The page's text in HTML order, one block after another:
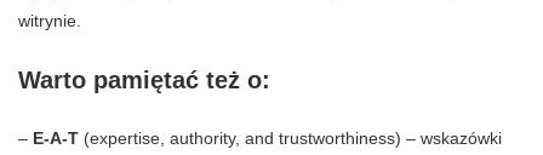
witrynie.
Warto pamiętać też o:
– E-A-T (expertise, authority, and trustworthiness) – wskazówki